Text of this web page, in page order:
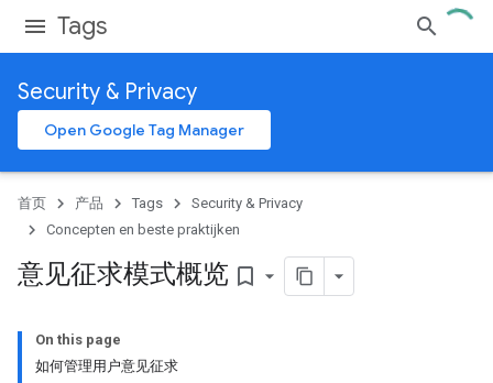
Tags
Security & Privacy
Open Google Tag Manager
首页 产品 Tags
Security & Privacy
Concepten en beste praktijken
意见征求模式概览 bookmark_border
On this page
如何管理用户意见征求